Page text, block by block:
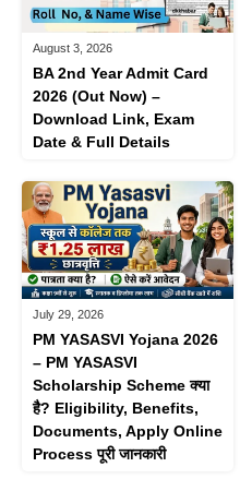
August 3, 2026
BA 2nd Year Admit Card
2026 (Out Now) –
Download Link, Exam
Date & Full Details
July 29, 2026
PM YASASVI Yojana 2026
– PM YASASVI
Scholarship Scheme क्या
है? Eligibility, Benefits,
Documents, Apply Online
Process पूरी जानकारी